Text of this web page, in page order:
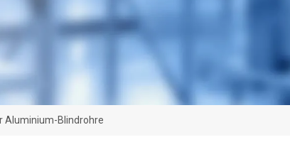
Aluminium-Blindrohre